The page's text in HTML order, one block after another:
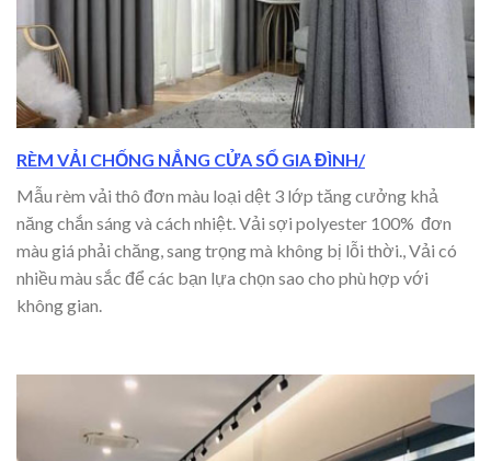
RÈM VẢI CHỐNG NẮNG CỬA SỔ GIA ĐÌNH/
Mẫu rèm vải thô đơn màu loại dệt 3 lớp tăng cưởng khả
năng chắn sáng và cách nhiệt. Vải sợi polyester 100% đơn
màu giá phải chăng, sang trọng mà không bị lỗi thời., Vải có
nhiều màu sắc để các bạn lựa chọn sao cho phù hợp với
không gian.